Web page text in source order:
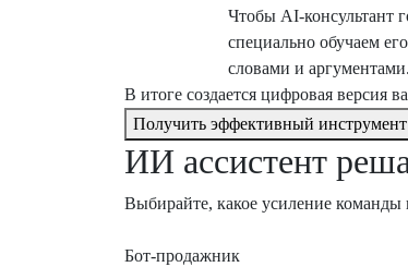
Чтобы AI-консультант
специально обучаем
словами и аргументами.
В итоге создается цифровая версия
Получить эффективный инструмент
ИИ ассистент
Выбирайте, какое усиление
Бот-продажник